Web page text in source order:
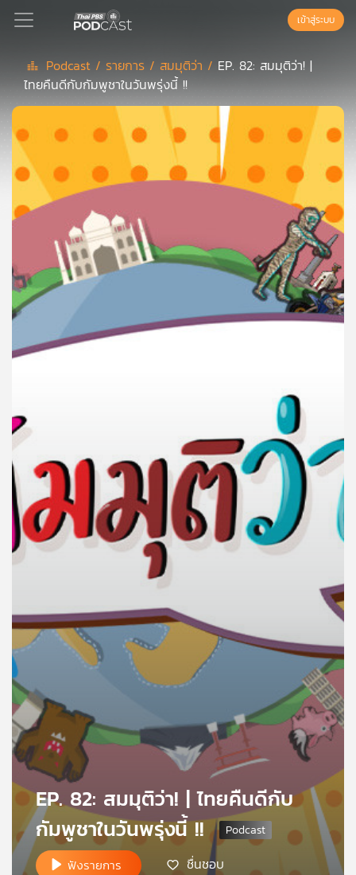
Podcast
เพล
ย์
ลิ
แนะนำ
เพล
ย์
ลิ
ของ
คุณ
เพลง
บทความ
ข่าว
เกี่ยว
กับ
เรา
เครือ
ข่าย
วิทยุ
ไทย
เอส
เข้าสู่ระบบ
Podcast / รายการ /สมมุติว่า / EP. 82: สมมุติว่า! |
ไทยคืนดีกับกัมพูชาในวันพรุ่งนี้ !!
EP. 82: สมมุติว่า! | ไทยคืนดีกับ
กัมพูชาในวันพรุ่งนี้ !!
ฟังรายการ ชื่นชอบ